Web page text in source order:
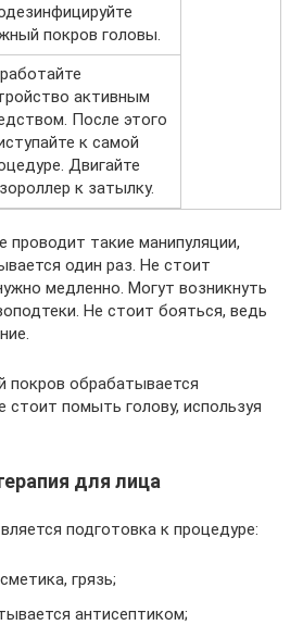
покров головы.
активным
После этого
к самой
Двигайте
к затылку.
проводит такие манипуляции,
один раз. Не стоит
медленно. Могут возникнуть
Не стоит бояться, ведь
покров обрабатывается
помыть голову, используя
для лица
подготовка к процедуре:
грязь;
антисептиком;